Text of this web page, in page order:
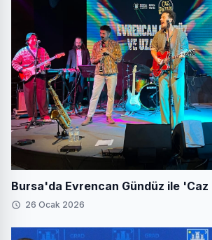
Bursa'da Evrencan Gündüz ile 'Caz
26 Ocak 2026